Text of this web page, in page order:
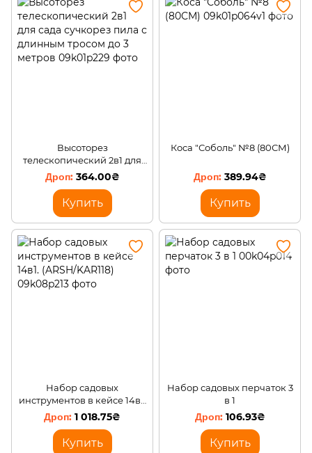
Высоторез
телескопический 2в1 для
сада сучкорез пила с
длинным тросом до 3
метров
364.00₴
Купить
Коса "Соболь" №8 (80СМ)
389.94₴
Купить
Набор садовых
инструментов в кейсе 14в1.
(ARSH/KAR118)
1 018.75₴
Купить
Набор садовых перчаток 3
в 1
106.93₴
Купить